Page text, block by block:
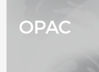
OPAC